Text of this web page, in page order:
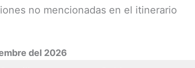
no mencionadas en el itinerario
del 2026